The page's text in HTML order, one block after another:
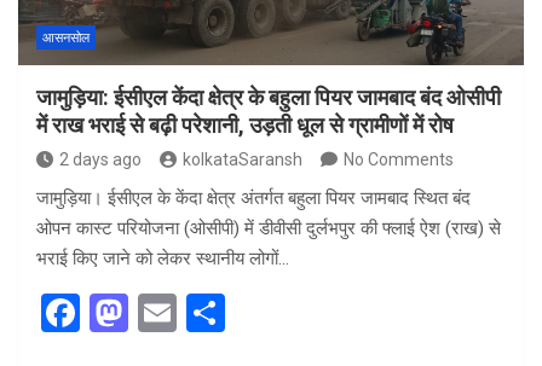
आसनसोल
जामुड़िया: ईसीएल केंदा क्षेत्र के बहुला पियर जामबाद बंद ओसीपी
में राख भराई से बढ़ी परेशानी, उड़ती धूल से ग्रामीणों में रोष
2 days ago kolkataSaransh No Comments
जामुड़िया। ईसीएल के केंदा क्षेत्र अंतर्गत बहुला पियर जामबाद स्थित बंद
ओपन कास्ट परियोजना (ओसीपी) में डीवीसी दुर्लभपुर की फ्लाई ऐश (राख) से
भराई किए जाने को लेकर स्थानीय लोगों…
F
M E